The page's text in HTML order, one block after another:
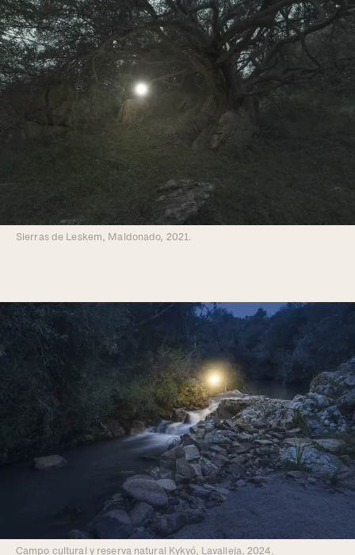
Sierras de Leskem, Maldonado, 2021.
Campo cultural y reserva natural Kykyó, Lavalleja, 2024.